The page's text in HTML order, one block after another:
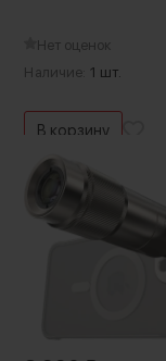
Нет оценок
Наличие: 1 шт.
В корзину